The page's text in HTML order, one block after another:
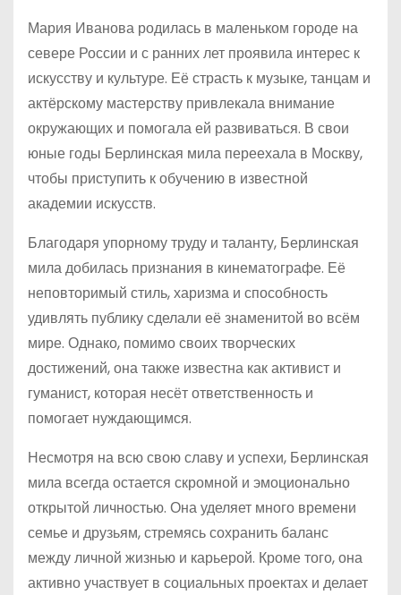
Мария Иванова родилась в маленьком городе на
севере России и с ранних лет проявила интерес к
искусству и культуре. Её страсть к музыке, танцам и
актёрскому мастерству привлекала внимание
окружающих и помогала ей развиваться. В свои
юные годы Берлинская мила переехала в Москву,
чтобы приступить к обучению в известной
академии искусств.
Благодаря упорному труду и таланту, Берлинская
мила добилась признания в кинематографе. Её
неповторимый стиль, харизма и способность
удивлять публику сделали её знаменитой во всём
мире. Однако, помимо своих творческих
достижений, она также известна как активист и
гуманист, которая несёт ответственность и
помогает нуждающимся.
Несмотря на всю свою славу и успехи, Берлинская
мила всегда остается скромной и эмоционально
открытой личностью. Она уделяет много времени
семье и друзьям, стремясь сохранить баланс
между личной жизнью и карьерой. Кроме того, она
активно участвует в социальных проектах и делает